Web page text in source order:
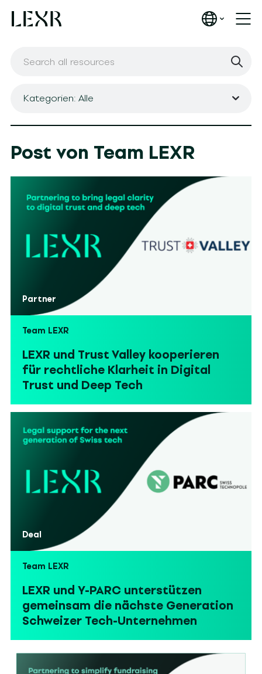
Kategorien: Alle
Post von Team LEXR
Partner
Team LEXR
LEXR und Trust Valley kooperieren
für rechtliche Klarheit in Digital
Trust und Deep Tech
Deal
Team LEXR
LEXR und Y-PARC unterstützen
gemeinsam die nächste Generation
Schweizer Tech-Unternehmen